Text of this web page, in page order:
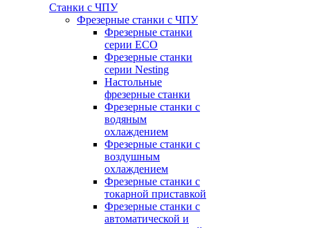
Станки с ЧПУ
Фрезерные станки с ЧПУ
Фрезерные станки
серии ECO
Фрезерные станки
серии Nesting
Настольные
фрезерные станки
Фрезерные станки с
водяным
охлаждением
Фрезерные станки с
воздушным
охлаждением
Фрезерные станки с
токарной приставкой
Фрезерные станки с
автоматической и